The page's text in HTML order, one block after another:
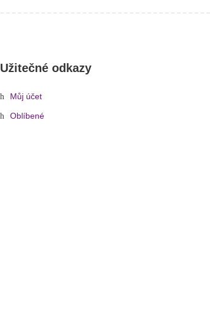
Užitečné odkazy
Můj účet
Oblíbené